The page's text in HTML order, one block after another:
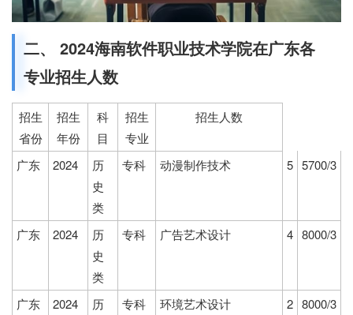
二、 2024海南软件职业技术学院在广东各
专业招生人数
招生
省份
招生
年份
科
目
招生
专业
招生人数
广东 2024
历
史
类
专科 动漫制作技术 5 5700/3
广东 2024
历
史
类
专科 广告艺术设计 4 8000/3
广东 2024
历
专科 环境艺术设计 2 8000/3